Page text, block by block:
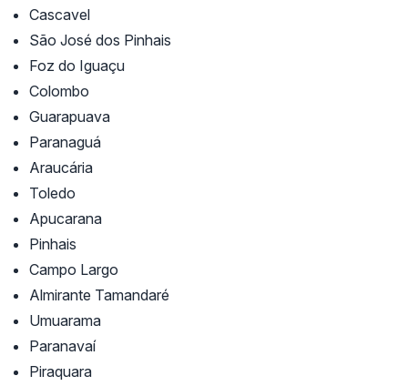
Cascavel
São José dos Pinhais
Foz do Iguaçu
Colombo
Guarapuava
Paranaguá
Araucária
Toledo
Apucarana
Pinhais
Campo Largo
Almirante Tamandaré
Umuarama
Paranavaí
Piraquara